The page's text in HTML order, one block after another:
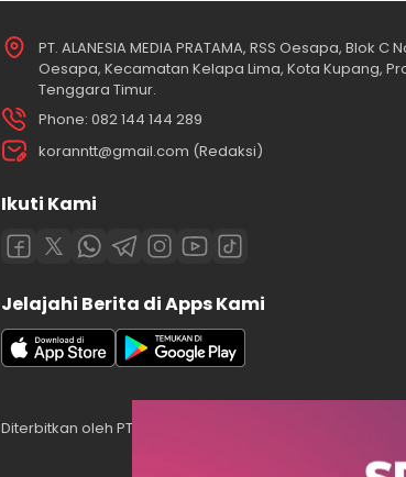
PT. ALANESIA MEDIA PRATAMA, RSS Oesapa, Blok C
Oesapa, Kecamatan Kelapa Lima, Kota Kupang,
Tenggara Timur.
Phone: 082 144 144 289
koranntt@gmail.com (Redaksi)
Ikuti Kami
Jelajahi Berita di Apps Kami
Diterbitkan oleh PT. ALANESIA MEDIA PRATAMA